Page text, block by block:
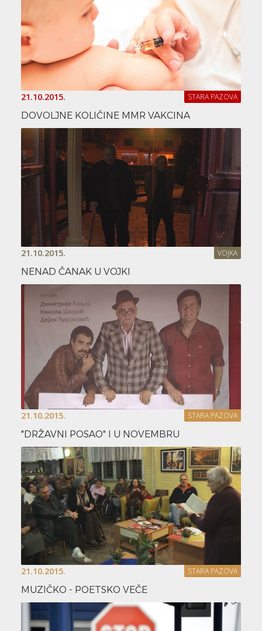
21.10.2015. STARA PAZOVA
DOVOLJNE KOLIČINE MMR VAKCINA
21.10.2015. VOJKA
NENAD ČANAK U VOJKI
21.10.2015. STARA PAZOVA
"DRŽAVNI POSAO" I U NOVEMBRU
21.10.2015. STARA PAZOVA
MUZIČKO - POETSKO VEČE